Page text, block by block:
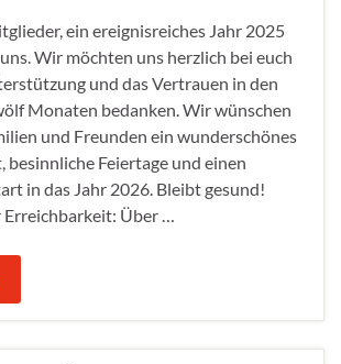
ein ereignisreiches Jahr 2025
Wir möchten uns herzlich bei euch
und das Vertrauen in den
Monaten bedanken. Wir wünschen
und Freunden ein wunderschönes
besinnliche Feiertage und einen
in das Jahr 2026. Bleibt gesund!
Über …